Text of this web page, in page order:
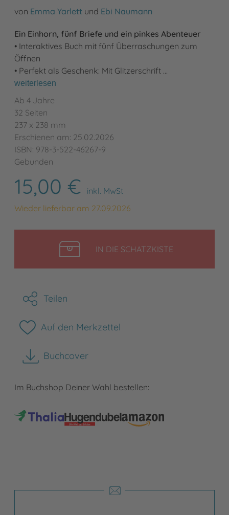
von Emma Yarlett und Ebi Naumann
Ein Einhorn, fünf Briefe und ein pinkes Abenteuer
• Interaktives Buch mit fünf Überraschungen zum
Öffnen
• Perfekt als Geschenk: Mit Glitzerschrift …
weiterlesen
Ab 4 Jahre
32 Seiten
237 x 238 mm
Erschienen am: 25.02.2026
ISBN: 978-3-522-46267-9
Gebunden
15,00 €
inkl. MwSt
Wieder lieferbar am 27.09.2026
IN DIE SCHATZKISTELEGEN
Teilen
Auf den Merkzettel
Buchcover
herunterladen
Im Buchshop Deiner Wahl bestellen: